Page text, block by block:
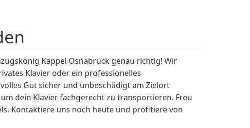
Kappel Osnabrück genau richtig! Wir
Klavier oder ein professionelles
Gut sicher und unbeschädigt am Zielort
dein Klavier fachgerecht zu transportieren. Freu
Kontaktiere uns noch heute und profitiere von